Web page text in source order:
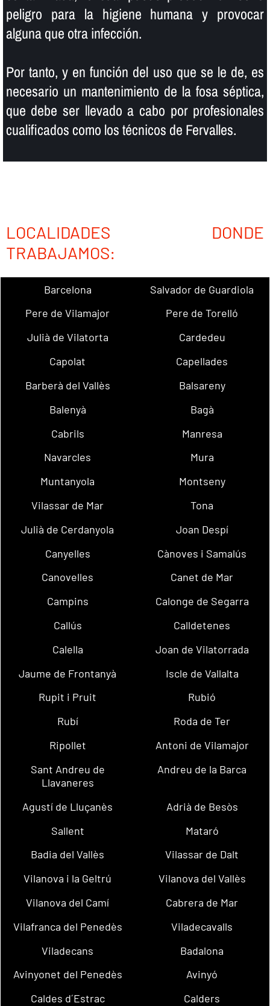
peligro para la higiene humana y provocar
alguna que otra infección.
Por tanto, y en función del uso que se le de, es
necesario un mantenimiento de la fosa séptica,
que debe ser llevado a cabo por profesionales
cualificados como los técnicos de Fervalles.
LOCALIDADES DONDE
TRABAJAMOS:
Barcelona
Salvador de Guardiola
Pere de Vilamajor
Pere de Torelló
Julià de Vilatorta
Cardedeu
Capolat
Capellades
Barberà del Vallès
Balsareny
Balenyà
Bagà
Cabrils
Manresa
Navarcles
Mura
Muntanyola
Montseny
Vilassar de Mar
Tona
Julià de Cerdanyola
Joan Despí
Canyelles
Cànoves i Samalús
Canovelles
Canet de Mar
Campins
Calonge de Segarra
Callús
Calldetenes
Calella
Joan de Vilatorrada
Jaume de Frontanyà
Iscle de Vallalta
Rupit i Pruit
Rubió
Rubí
Roda de Ter
Ripollet
Antoni de Vilamajor
Sant Andreu de
Llavaneres
Andreu de la Barca
Agustí de Lluçanès
Adrià de Besòs
Sallent
Mataró
Badia del Vallès
Vilassar de Dalt
Vilanova i la Geltrú
Vilanova del Vallès
Vilanova del Camí
Cabrera de Mar
Vilafranca del Penedès
Viladecavalls
Viladecans
Badalona
Avinyonet del Penedès
Avinyó
Caldes d´Estrac
Calders